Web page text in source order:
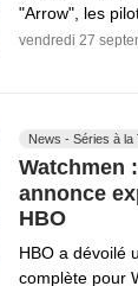
"Arrow", les
vendredi 27
News - Séries à la
Watchmen
annonce
HBO
HBO a dévoilé
complète pour